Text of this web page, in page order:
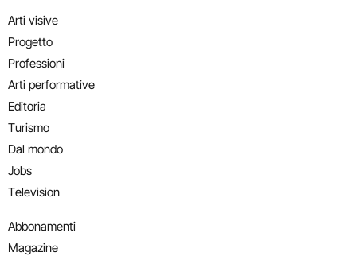
Arti visive
Progetto
Professioni
Arti performative
Editoria
Turismo
Dal mondo
Jobs
Television
Abbonamenti
Magazine